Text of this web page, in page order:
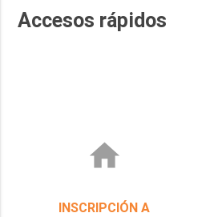
Accesos rápidos
home
INSCRIPCIÓN A